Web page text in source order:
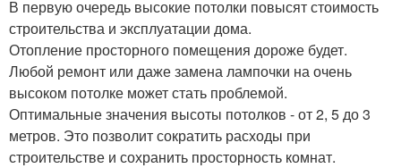
В первую очередь высокие потолки повысят стоимость
строительства и эксплуатации дома.
Отопление просторного помещения дороже будет.
Любой ремонт или даже замена лампочки на очень
высоком потолке может стать проблемой.
Оптимальные значения высоты потолков - от 2, 5 до 3
метров. Это позволит сократить расходы при
строительстве и сохранить просторность комнат.